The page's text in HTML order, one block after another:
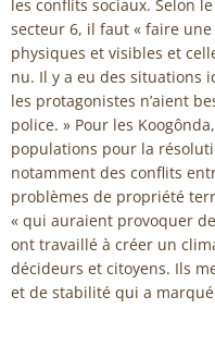
les conflits sociaux. Selon
secteur 6, il faut « faire
physiques et visibles et
nu. Il y a eu des situations
les protagonistes n’aient
police. » Pour les
populations pour la
notamment des conflits
problèmes de propriété
« qui auraient provoquer
ont travaillé à créer un
décideurs et citoyens. Ils
et de stabilité qui a